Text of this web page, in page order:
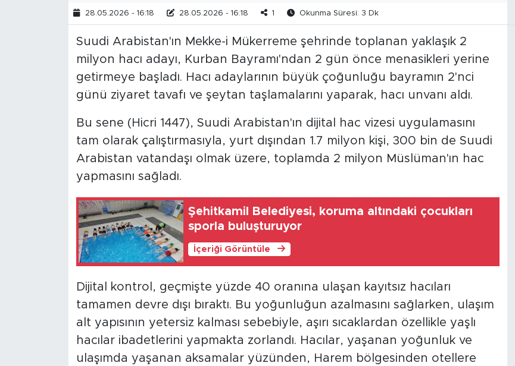
28.05.2026 - 16:18 28.05.2026 - 16:18 1 Okunma Süresi: 3 Dk
Suudi Arabistan'ın Mekke-i Mükerreme şehrinde toplanan yaklaşık 2
milyon hacı adayı, Kurban Bayramı'ndan 2 gün önce menasikleri yerine
getirmeye başladı. Hacı adaylarının büyük çoğunluğu bayramın 2'nci
günü ziyaret tavafı ve şeytan taşlamalarını yaparak, hacı unvanı aldı.
Bu sene (Hicri 1447), Suudi Arabistan'ın dijital hac vizesi uygulamasını
tam olarak çalıştırmasıyla, yurt dışından 1.7 milyon kişi, 300 bin de Suudi
Arabistan vatandaşı olmak üzere, toplamda 2 milyon Müslüman'ın hac
yapmasını sağladı.
Şehitkamil Belediyesi, koruma altındaki çocukları
sporla buluşturuyor
İçeriği Görüntüle
Dijital kontrol, geçmişte yüzde 40 oranına ulaşan kayıtsız hacıları
tamamen devre dışı bıraktı. Bu yoğunluğun azalmasını sağlarken, ulaşım
alt yapısının yetersiz kalması sebebiyle, aşırı sıcaklardan özellikle yaşlı
hacılar ibadetlerini yapmakta zorlandı. Hacılar, yaşanan yoğunluk ve
ulaşımda yaşanan aksamalar yüzünden, Harem bölgesinden otellere